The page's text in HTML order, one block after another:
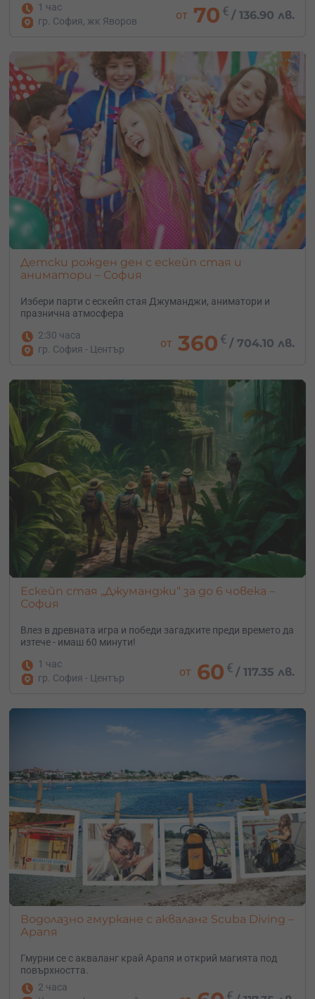
1 час
гр. София, жк Яворов
от 70 € /136.90 лв.
Детски рожден ден с ескейп стая и
аниматори – София
Избери парти с ескейп стая Джуманджи, аниматори и
празнична атмосфера
2:30 часа
гр. София - Център
от 360 € / 704.10 лв.
Ескейп стая „Джуманджи“ за до 6 човека –
София
Влез в древната игра и победи загадките преди времето да
изтече - имаш 60 минути!
1 час
гр. София - Център
от 60 € /117.35 лв.
Водолазно гмуркане с акваланг Scuba Diving –
Арапя
Гмурни се с акваланг край Арапя и открий магията под
повърхността.
2 часа
€